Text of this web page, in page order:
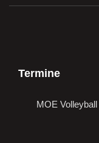
Termine
MOE Volleyball